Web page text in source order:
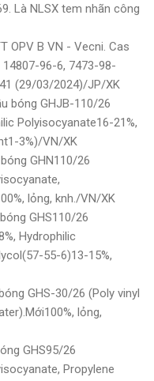
Là NLSX tem nhãn công
OPV B VN - Vecni. Cas
96-6, 7473-98-
(29/03/2024)/JP/XK
bóng GHJB-110/26
Polyisocyanate16-21%,
3%)/VN/XK
GHN110/26
lỏng, knh./VN/XK
GHS110/26
Hydrophilic
55-6)13-15%,
GHS-30/26 (Poly vinyl
lỏng,
GHS95/26
Propylene